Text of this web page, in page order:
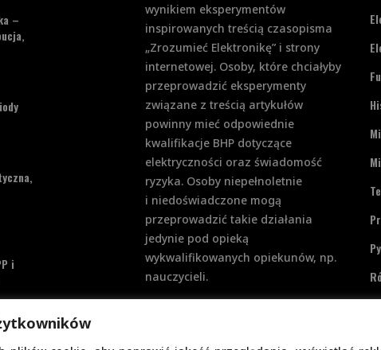
–
i
wynikiem eksperymentów
inspirowanych treścią czasopisma
„Zrozumieć Elektronikę” i strony
internetowej. Osoby, które chciałyby
przeprowadzić eksperymenty
związane z treścią artykułów
powinny mieć odpowiednie
kwalifikacje BHP dotyczące
elektryczności oraz świadomość
ryzyka. Osoby niepełnoletnie
i niedoświadczone mogą
przeprowadzić takie działania
jedynie pod opieką
wykwalifikowanych opiekunów, np.
nauczycieli.